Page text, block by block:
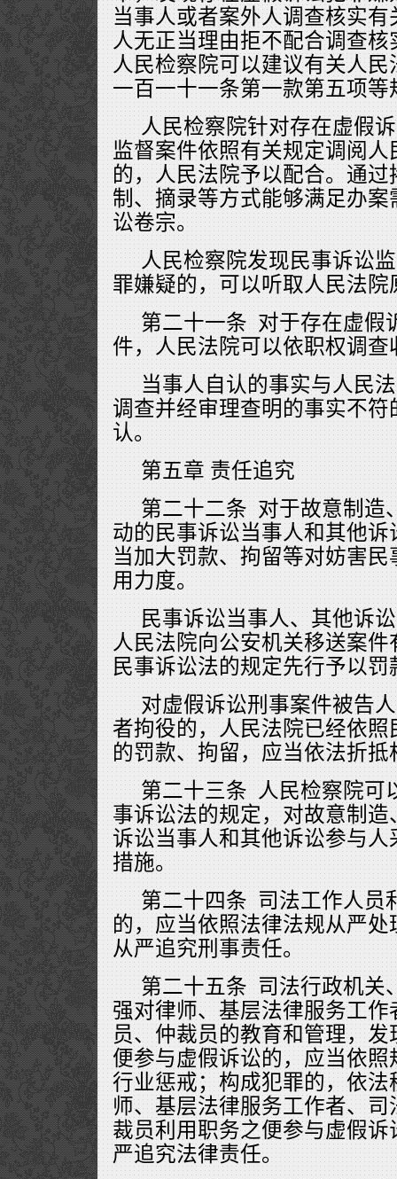
当事人或者案外人调查核实
人无正当理由拒不配合调查
人民检察院可以建议有关人
一百一十一条第一款第五项等
人民检察院针对存在虚假
监督案件依照有关规定调阅
的，人民法院予以配合。通
制、摘录等方式能够满足办
讼卷宗。
人民检察院发现民事诉讼
罪嫌疑的，可以听取人民法
第二十一条 对于存在虚假
件，人民法院可以依职权调查
当事人自认的事实与人民
调查并经审理查明的事实不
认。
第五章 责任追究
第二十二条 对于故意制造
动的民事诉讼当事人和其他
当加大罚款、拘留等对妨害
用力度。
民事诉讼当事人、其他诉
人民法院向公安机关移送案
民事诉讼法的规定先行予以罚
对虚假诉讼刑事案件被告
者拘役的，人民法院已经依
的罚款、拘留，应当依法折
第二十三条 人民检察院可
事诉讼法的规定，对故意制
诉讼当事人和其他诉讼参与
措施。
第二十四条 司法工作人员
的，应当依照法律法规从严
从严追究刑事责任。
第二十五条 司法行政机关
强对律师、基层法律服务工
员、仲裁员的教育和管理，
便参与虚假诉讼的，应当依
行业惩戒；构成犯罪的，依
师、基层法律服务工作者、
裁员利用职务之便参与虚假
严追究法律责任。